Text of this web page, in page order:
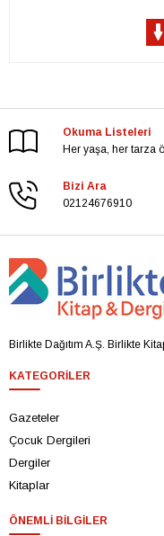
Okuma Listeleri
Her yaşa, her tarza
Bizi Ara
02124676910
Birlikte Dağıtım A.Ş. Birlikte
KATEGORILER
Gazeteler
Çocuk Dergileri
Dergiler
Kitaplar
ÖNEMLI BILGILER